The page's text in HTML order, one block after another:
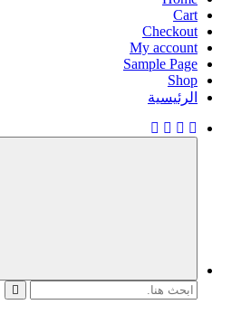
Cart
Checkout
My account
Sample Page
Shop
الرئيسية
البحث